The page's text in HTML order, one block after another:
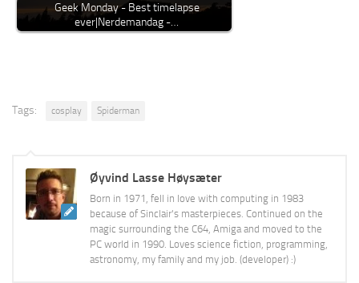
Geek Monday - Best timelapse
ever|Nerdemandag -…
Tags: cosplay Spiderman
Øyvind Lasse Høysæter
Born in 1971, fell in love with computing in 1983
because of Sinclair's masterpieces. Continued on the
magic surrounding the C64, Amiga and moved to the
PC world in 1990. Loves science fiction, programming,
astronomy, my family and my job. (developer) :)